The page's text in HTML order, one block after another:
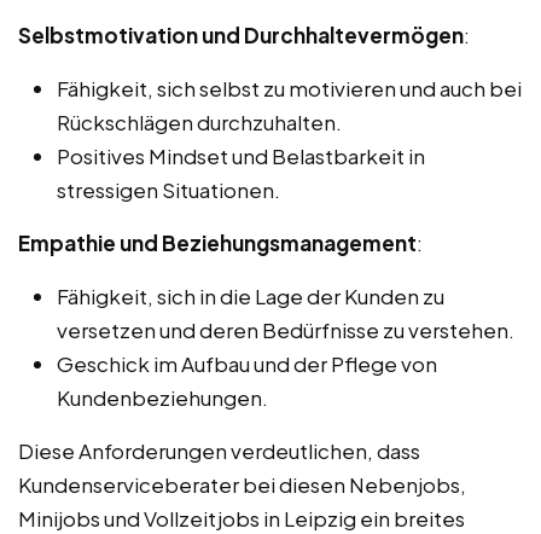
Selbstmotivation und Durchhaltevermögen:
Fähigkeit, sich selbst zu motivieren und auch bei
Rückschlägen durchzuhalten.
Positives Mindset und Belastbarkeit in
stressigen Situationen.
Empathie und Beziehungsmanagement:
Fähigkeit, sich in die Lage der Kunden zu
versetzen und deren Bedürfnisse zu verstehen.
Geschick im Aufbau und der Pflege von
Kundenbeziehungen.
Diese Anforderungen verdeutlichen, dass
Kundenserviceberater bei diesen Nebenjobs,
Minijobs und Vollzeitjobs in Leipzig ein breites